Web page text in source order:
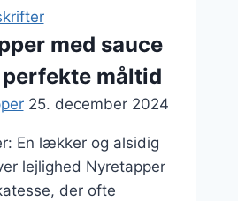
og
ovnen
med sauce
måltid
25. december 2024
En lækker og alsidig
lejlighed Nyretapper
der ofte